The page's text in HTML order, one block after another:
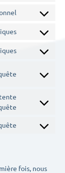
fois, nous